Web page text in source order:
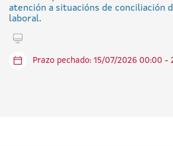
atención a situacións de conciliación
laboral.
Tramitar en liña
Prazo pechado: 15/07/2026 00:00 -